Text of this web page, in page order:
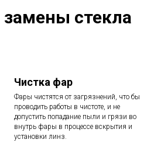
стекла
Чистка фар
Фары чистятся от загрязнений, что бы
проводить работы в чистоте, и не
допустить попадание пыли и грязи во
внутрь фары в процессе вскрытия и
установки линз.